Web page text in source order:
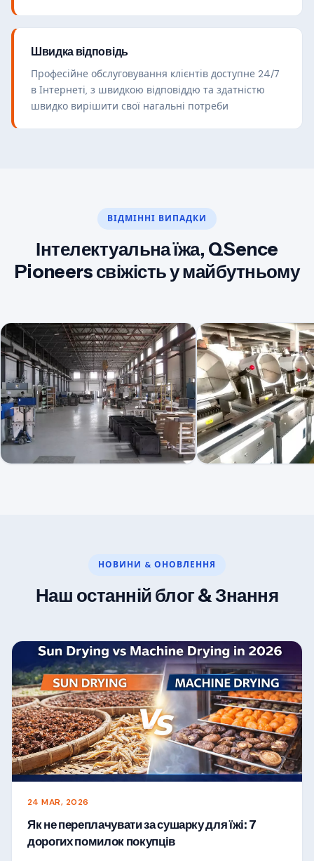
Швидка відповідь
Професійне обслуговування клієнтів доступне 24/7
в Інтернеті, з швидкою відповіддю та здатністю
швидко вирішити свої нагальні потреби
ВІДМІННІ ВИПАДКИ
Інтелектуальна їжа, QSence
Pioneers свіжість у майбутньому
НОВИНИ & ОНОВЛЕННЯ
Наш останній блог & Знання
24 MAR, 2026
Як не переплачувати за сушарку для їжі: 7
дорогих помилок покупців